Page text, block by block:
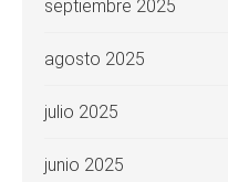
septiembre 2025
agosto 2025
julio 2025
junio 2025